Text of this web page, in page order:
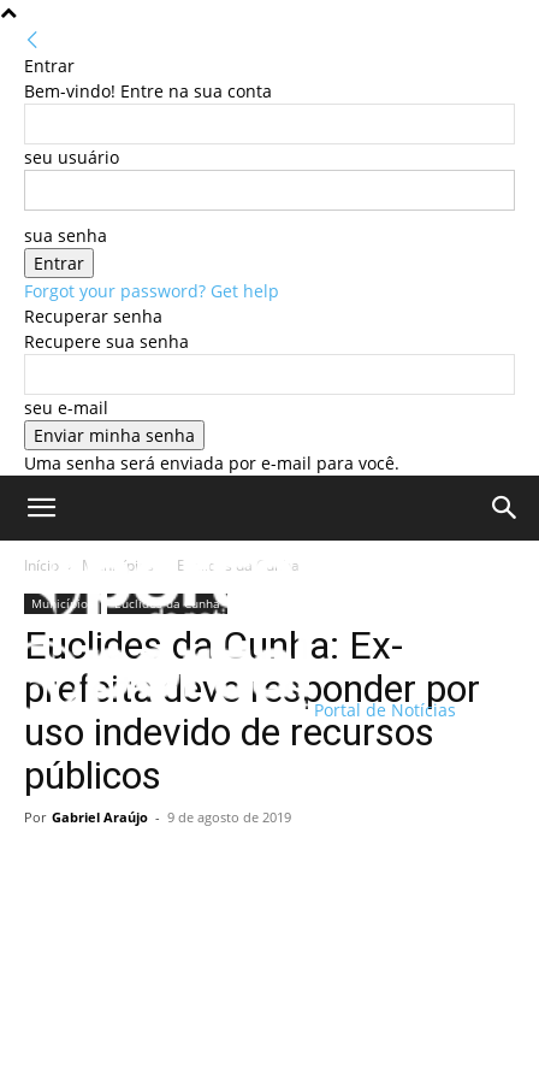
Entrar
Bem-vindo! Entre na sua conta
seu usuário
sua senha
Forgot your password? Get help
Recuperar senha
Recupere sua senha
seu e-mail
Uma senha será enviada por e-mail para você.
Portal de Notícias
Início Municípios Euclides da Cunha
Municípios Euclides da Cunha
Euclides da Cunha: Ex-
prefeita deve responder por
uso indevido de recursos
públicos
Por Gabriel Araújo - 9 de agosto de 2019